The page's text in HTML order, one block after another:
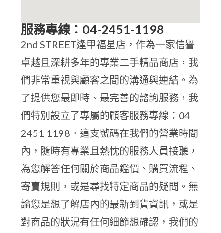
服務專線：04-2451-1198
2nd STREET逢甲福星店，作為一家信譽
卓越且深耕多年的專業二手精品商店，我
們非常重視與顧客之間的溝通與連結。為
了提供您最即時、最完善的諮詢服務，我
們特別設立了專屬的顧客服務專線：04
2451 1198。這支號碼在我們的營業時間
內，隨時有專業且熱忱的服務人員接聽，
為您解答任何關於商品鑑價、購買流程、
寄賣規則，或是尋找特定商品的疑問。無
論您是想了解店內的最新到貨資訊，或是
對商品的狀況有任何細節想確認，我們的